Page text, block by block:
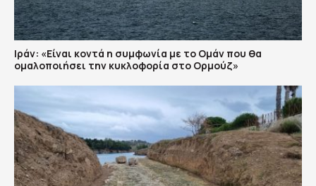
Ιράν: «Είναι κοντά η συμφωνία με το Ομάν που θα
ομαλοποιήσει την κυκλοφορία στο Ορμούζ»